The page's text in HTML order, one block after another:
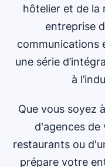
hôtelier et de la
entreprise
communications
une série
à
Que vous soyez
d'agences de
restaurants ou
prépare votre